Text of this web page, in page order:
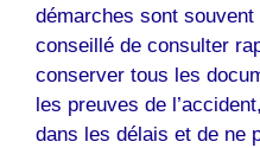
démarches sont
conseillé de consulter
conserver tous les
les preuves de
dans les délais et de ne